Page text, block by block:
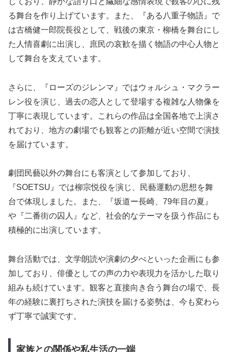
る舞台を作り上げています。また、『ある八重子物語』で
は古橋健一郎院長役として、戦後の東京・柳橋を舞台にし
た人情喜劇に出演し、庶民の哀歓を描く物語の中心人物と
して舞台を支えています。
さらに、『ローズのジレンマ』ではウォルシュ・マクラー
レン役を演じ、過去の恋人として登場する複雑な人物像を
丁寧に表現しています。これらの作品は全国各地で上演さ
れており、地方の劇場でも観客との距離が近い空間で演技
を届けています。
劇団民藝以外の舞台にも客演として参加しており、
『SOETSU』では柳宗悦役を演じ、民藝運動の思想を舞
台で体現しました。また、『坂道ー長崎、79年目の夏』
や『二番街の囚人』など、社会的なテーマを扱う作品にも
積極的に出演しています。
舞台活動では、文学朗読や演劇の夕べといった企画にも参
加しており、俳優としての声の力や表現力を活かした取り
組みも続けています。観客と直接向き合う舞台の場で、長
年の経験に裏打ちされた演技を届ける姿勢は、今も変わら
ず丁寧で誠実です。
家族との関係や私生活の一端